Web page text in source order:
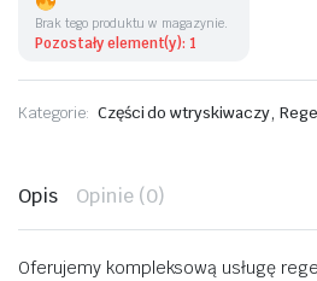
Brak tego produktu w magazynie.
Pozostały element(y): 1
Kategorie: Części do wtryskiwaczy,
Opis Opinie (0)
Oferujemy kompleksową usługę